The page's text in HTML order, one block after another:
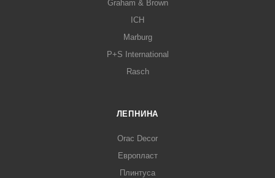
Graham & Brown
ICH
Marburg
P+S International
Rasch
ЛЕПНИНА
Orac Decor
Европласт
Плинтуса